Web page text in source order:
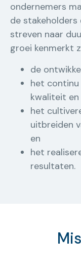
ondernemers
de stakeholders
streven naar
groei kenmerkt
de
het continu
kwaliteit
het
uitbreiden
en
het
resultaten.